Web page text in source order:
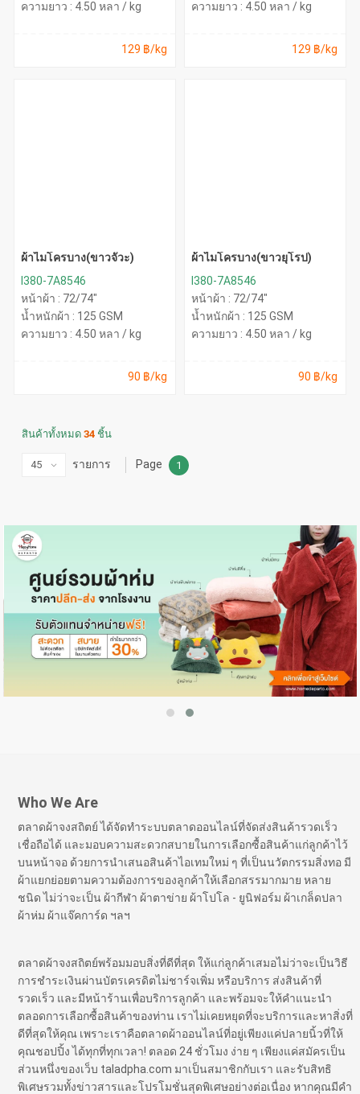
ความยาว : 4.50 หลา / kg
129 ฿/kg
ความยาว : 4.50 หลา / kg
129 ฿/kg
ผ้าไมโครบาง(ขาวจั๊วะ)
I380-7A8546
หน้าผ้า : 72/74"
น้ำหนักผ้า : 125 GSM
ความยาว : 4.50 หลา / kg
90 ฿/kg
ผ้าไมโครบาง(ขาวยุโรป)
I380-7A8546
หน้าผ้า : 72/74"
น้ำหนักผ้า : 125 GSM
ความยาว : 4.50 หลา / kg
90 ฿/kg
สินค้าทั้งหมด34 ชิ้น
รายการ Page 1
Who We Are
ตลาดผ้าจงสถิตย์ ได้จัดทำระบบตลาดออนไลน์ที่จัดส่งสินค้ารวดเร็ว
เชื่อถือได้ และมอบความสะดวกสบายในการเลือกซื้อสินค้าแก่ลูกค้าไว้
บนหน้าจอ ด้วยการนำเสนอสินค้าไอเทมใหม่ ๆ ที่เป็นนวัตกรรมสิ่งทอ มี
ผ้าแยกย่อยตามความต้องการของลูกค้าให้เลือกสรรมากมาย หลาย
ชนิด ไม่ว่าจะเป็น ผ้ากีฬา ผ้าตาข่าย ผ้าโปโล - ยูนิฟอร์ม ผ้าเกล็ดปลา
ผ้าห่ม ผ้าแจ๊คการ์ด ฯลฯ
ตลาดผ้าจงสถิตย์พร้อมมอบสิ่งที่ดีที่สุด ให้แก่ลูกค้าเสมอไม่ว่าจะเป็นวิธี
การชำระเงินผ่านบัตรเครดิตไม่ชาร์จเพิ่ม หรือบริการ ส่งสินค้าที่
รวดเร็ว และมีหน้าร้านเพื่อบริการลูกค้า และพร้อมจะให้คำแนะนำ
ตลอดการเลือกซื้อสินค้าของท่าน เราไม่เคยหยุดที่จะบริการและหาสิ่งที่
ดีที่สุดให้คุณ เพราะเราคือตลาดผ้าออนไลน์ที่อยู่เพียงแค่ปลายนิ้วที่ให้
คุณชอปปิ้ง ได้ทุกที่ทุกเวลา! ตลอด 24 ชั่วโมง ง่าย ๆ เพียงแค่สมัครเป็น
ส่วนหนึ่งของเว็บ taladpha.com มาเป็นสมาชิกกับเรา และรับสิทธิ
พิเศษรวมทั้งข่าวสารและโปรโมชั่นสุดพิเศษอย่างต่อเนื่อง หากคุณมีคำ